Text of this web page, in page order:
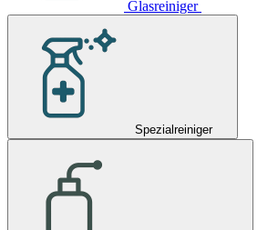
Glasreiniger
Spezialreiniger